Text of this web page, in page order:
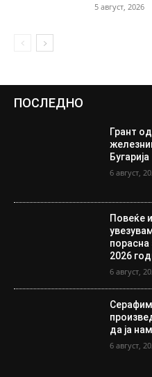
5 август, 2026
ПОСЛЕДНО
Грант
Бугарија
6 август,
Повеќе
порасна
2026
6 август,
да ја
6 август,